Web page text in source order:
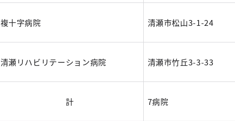
複十字病院 清瀬市松山3-1-24
清瀬リハビリテーション病院 清瀬市竹丘3-3-33
計 7病院